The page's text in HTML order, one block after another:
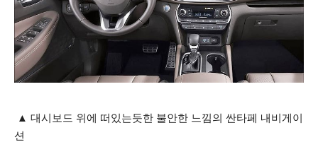
▲ 대시보드 위에 떠있는듯한 불안한 느낌의 싼타페 내비게이
션